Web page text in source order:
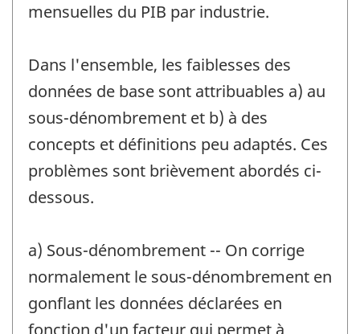
mensuelles du PIB par industrie.
Dans l'ensemble, les faiblesses des
données de base sont attribuables a) au
sous-dénombrement et b) à des
concepts et définitions peu adaptés. Ces
problèmes sont brièvement abordés ci-
dessous.
a) Sous-dénombrement -- On corrige
normalement le sous-dénombrement en
gonflant les données déclarées en
fonction d'un facteur qui permet à